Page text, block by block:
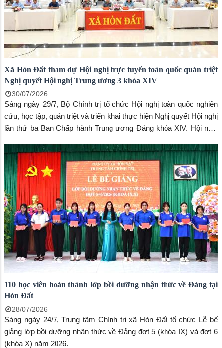
Xã Hòn Đất tham dự Hội nghị trực tuyến toàn quốc quán triệt
Nghị quyết Hội nghị Trung ương 3 khóa XIV
30/07/2026
Sáng ngày 29/7, Bộ Chính trị tổ chức Hội nghị toàn quốc nghiên
cứu, học tập, quán triệt và triển khai thực hiện Nghị quyết Hội nghị
lần thứ ba Ban Chấp hành Trung ương Đảng khóa XIV. Hội nghị
từ điểm cầu trung tâm tại Hội trường Diên Hồng, Nhà Quốc hội
đến các điểm cầu ở các ban, bộ, ngành, cơ quan Trung ương,
các địa phương, cơ quan, đơn vị.
110 học viên hoàn thành lớp bồi dưỡng nhận thức về Đảng tại
Hòn Đất
28/07/2026
Sáng ngày 24/7, Trung tâm Chính trị xã Hòn Đất tổ chức Lễ bế
giảng lớp bồi dưỡng nhận thức về Đảng đợt 5 (khóa IX) và đợt 6
(khóa X) năm 2026.